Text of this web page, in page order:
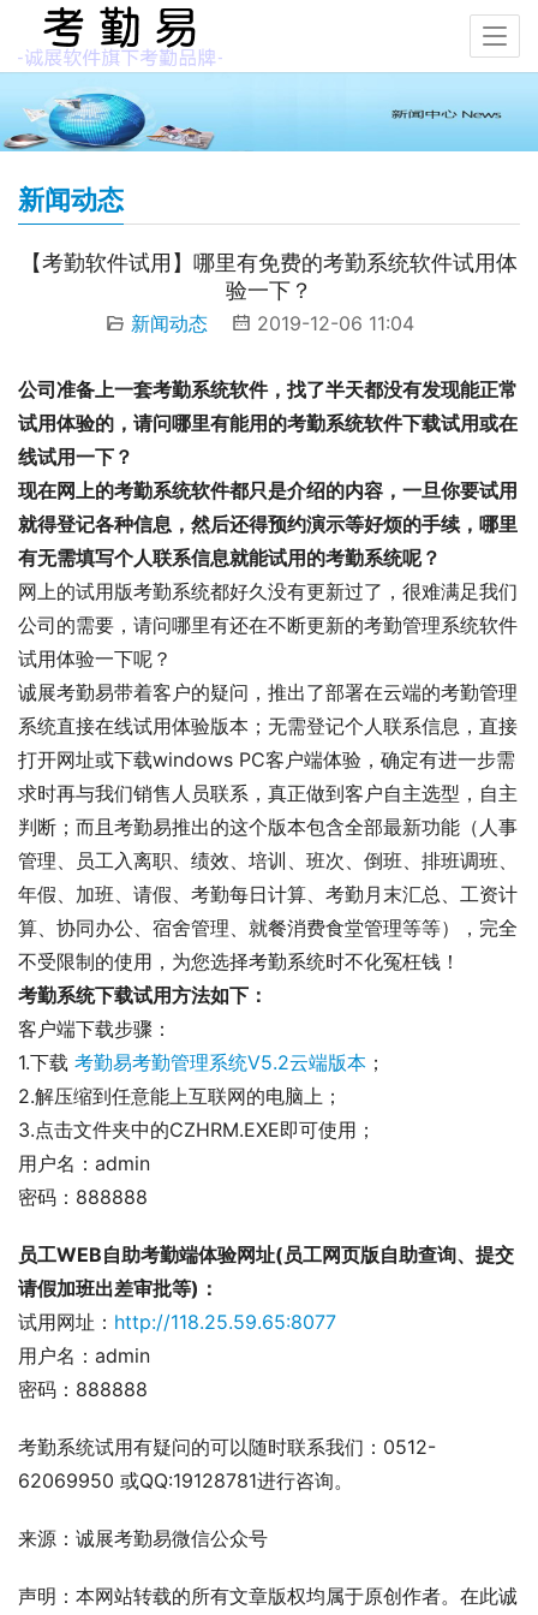
新闻动态
【考勤软件试用】哪里有免费的考勤系统软件试用体
验一下？
新闻动态 2019-12-06 11:04
公司准备上一套考勤系统软件，找了半天都没有发现能正常
试用体验的，请问哪里有能用的考勤系统软件下载试用或在
线试用一下？
现在网上的考勤系统软件都只是介绍的内容，一旦你要试用
就得登记各种信息，然后还得预约演示等好烦的手续，哪里
有无需填写个人联系信息就能试用的考勤系统呢？
网上的试用版考勤系统都好久没有更新过了，很难满足我们
公司的需要，请问哪里有还在不断更新的考勤管理系统软件
试用体验一下呢？
诚展考勤易带着客户的疑问，推出了部署在云端的考勤管理
系统直接在线试用体验版本；无需登记个人联系信息，直接
打开网址或下载windows PC客户端体验，确定有进一步需
求时再与我们销售人员联系，真正做到客户自主选型，自主
判断；而且考勤易推出的这个版本包含全部最新功能（人事
管理、员工入离职、绩效、培训、班次、倒班、排班调班、
年假、加班、请假、考勤每日计算、考勤月末汇总、工资计
算、协同办公、宿舍管理、就餐消费食堂管理等等），完全
不受限制的使用，为您选择考勤系统时不化冤枉钱！
考勤系统下载试用方法如下：
客户端下载步骤：
1.下载 考勤易考勤管理系统V5.2云端版本 ；
2.解压缩到任意能上互联网的电脑上；
3.点击文件夹中的CZHRM.EXE即可使用；
用户名：admin
密码：888888
员工WEB自助考勤端体验网址(员工网页版自助查询、提交
请假加班出差审批等)：
试用网址： http://118.25.59.65:8077
用户名：admin
密码：888888
考勤系统试用有疑问的可以随时联系我们：0512-
62069950 或QQ:19128781进行咨询。
来源：诚展考勤易微信公众号
声明：本网站转载的所有文章版权均属于原创作者。在此诚